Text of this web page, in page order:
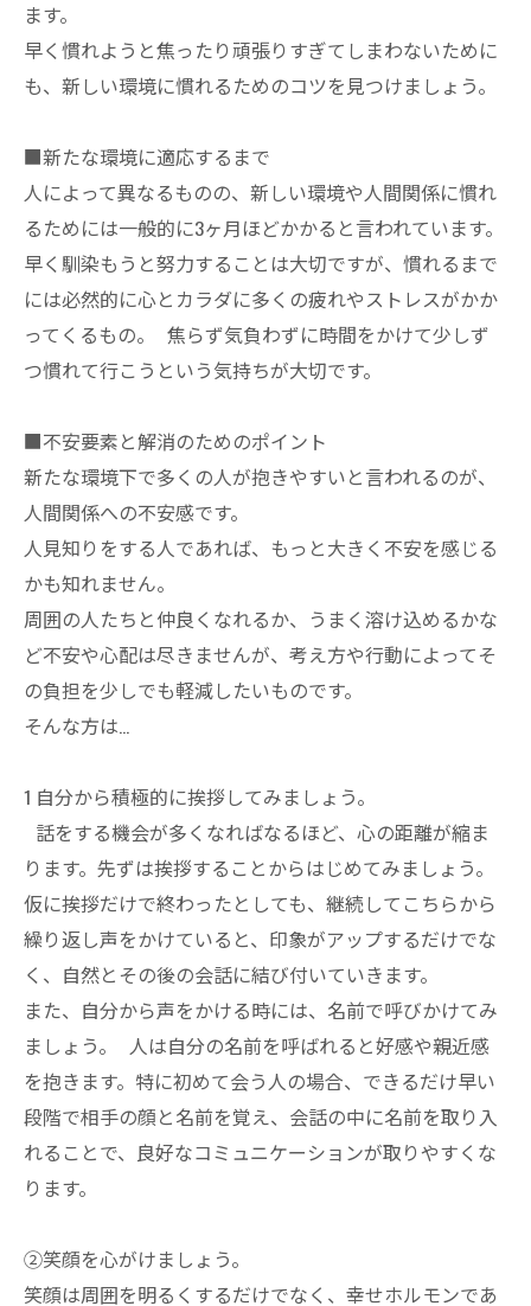
ます。
早く慣れようと焦ったり頑張りすぎてしまわないために
も、新しい環境に慣れるためのコツを見つけましょう。
■新たな環境に適応するまで
人によって異なるものの、新しい環境や人間関係に慣れ
るためには一般的に3ヶ月ほどかかると言われています。
早く馴染もうと努力することは大切ですが、慣れるまで
には必然的に心とカラダに多くの疲れやストレスがかか
ってくるもの。 焦らず気負わずに時間をかけて少しず
つ慣れて行こうという気持ちが大切です。
■不安要素と解消のためのポイント
新たな環境下で多くの人が抱きやすいと言われるのが、
人間関係への不安感です。
人見知りをする人であれば、もっと大きく不安を感じる
かも知れません。
周囲の人たちと仲良くなれるか、うまく溶け込めるかな
ど不安や心配は尽きませんが、考え方や行動によってそ
の負担を少しでも軽減したいものです。
そんな方は…
1 自分から積極的に挨拶してみましょう。
話をする機会が多くなればなるほど、心の距離が縮ま
ります。先ずは挨拶することからはじめてみましょう。
仮に挨拶だけで終わったとしても、継続してこちらから
繰り返し声をかけていると、印象がアップするだけでな
く、自然とその後の会話に結び付いていきます。
また、自分から声をかける時には、名前で呼びかけてみ
ましょう。 人は自分の名前を呼ばれると好感や親近感
を抱きます。特に初めて会う人の場合、できるだけ早い
段階で相手の顔と名前を覚え、会話の中に名前を取り入
れることで、良好なコミュニケーションが取りやすくな
ります。
②笑顔を心がけましょう。
笑顔は周囲を明るくするだけでなく、幸せホルモンであ